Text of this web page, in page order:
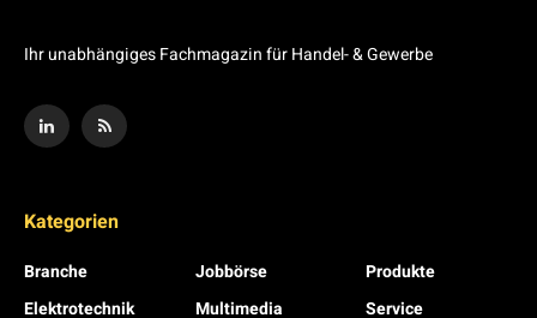
Ihr unabhängiges Fachmagazin für Handel- & Gewerbe
Kategorien
Branche
Elektrotechnik
Jobbörse
Multimedia
Produkte
Service